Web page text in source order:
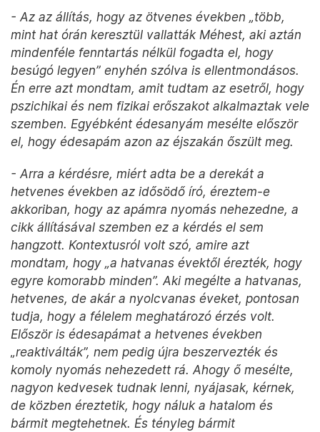
- Az az állítás, hogy az ötvenes években „több,
mint hat órán keresztül vallatták Méhest, aki aztán
mindenféle fenntartás nélkül fogadta el, hogy
besúgó legyen” enyhén szólva is ellentmondásos.
Én erre azt mondtam, amit tudtam az esetről, hogy
pszichikai és nem fizikai erőszakot alkalmaztak vele
szemben. Egyébként édesanyám mesélte először
el, hogy édesapám azon az éjszakán őszült meg.
- Arra a kérdésre, miért adta be a derekát a
hetvenes években az idősödő író, éreztem-e
akkoriban, hogy az apámra nyomás nehezedne, a
cikk állításával szemben ez a kérdés el sem
hangzott. Kontextusról volt szó, amire azt
mondtam, hogy „a hatvanas évektől érezték, hogy
egyre komorabb minden”. Aki megélte a hatvanas,
hetvenes, de akár a nyolcvanas éveket, pontosan
tudja, hogy a félelem meghatározó érzés volt.
Először is édesapámat a hetvenes években
„reaktiválták”, nem pedig újra beszervezték és
komoly nyomás nehezedett rá. Ahogy ő mesélte,
nagyon kedvesek tudnak lenni, nyájasak, kérnek,
de közben éreztetik, hogy náluk a hatalom és
bármit megtehetnek. És tényleg bármit